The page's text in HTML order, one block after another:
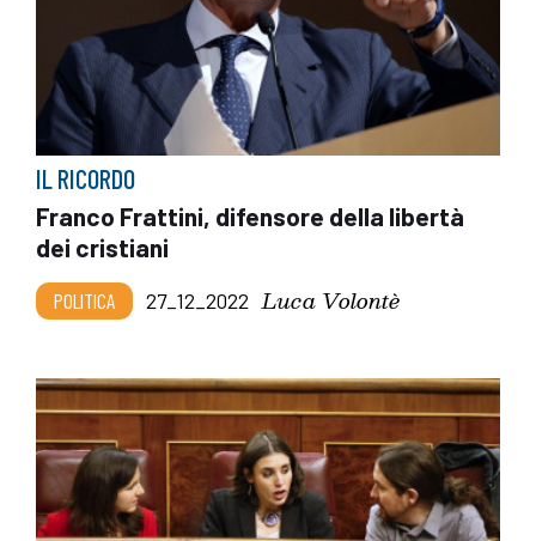
IL RICORDO
Franco Frattini, difensore della libertà
dei cristiani
POLITICA 27_12_2022 Luca Volontè